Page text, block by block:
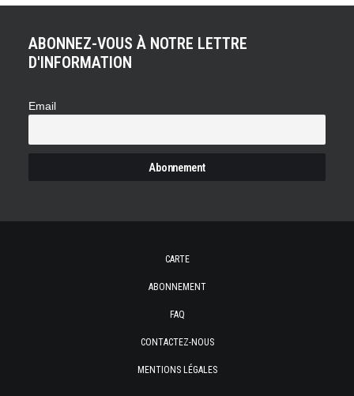
ABONNEZ-VOUS À NOTRE LETTRE
D'INFORMATION
Email
CARTE
ABONNEMENT
FAQ
CONTACTEZ-NOUS
MENTIONS LÉGALES